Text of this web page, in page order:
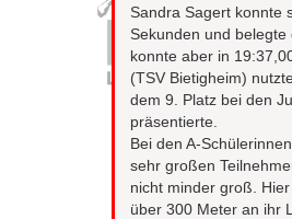
Sandra Sagert konnte
Sekunden und
konnte aber in
(TSV Bietigheim)
dem 9. Platz bei den
präsentierte.
Bei den A-
sehr großen
nicht minder groß.
über 300 Meter an ihr